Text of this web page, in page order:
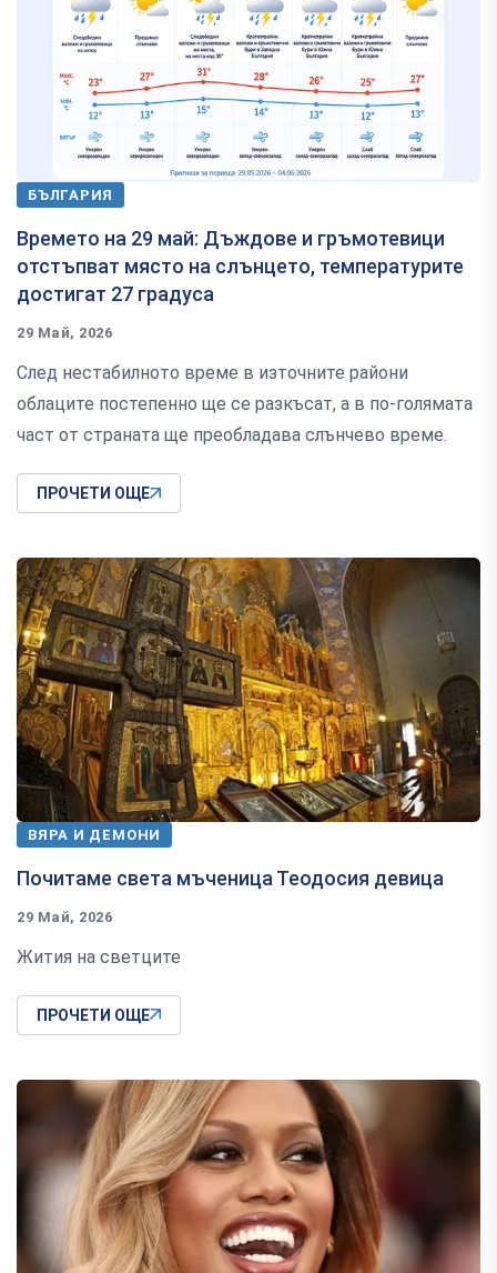
БЪЛГАРИЯ
Времето на 29 май: Дъждове и гръмотевици
отстъпват място на слънцето, температурите
достигат 27 градуса
29 Май, 2026
След нестабилното време в източните райони
облаците постепенно ще се разкъсат, а в по-голямата
част от страната ще преобладава слънчево време.
ПРОЧЕТИ ОЩЕ
ВЯРА И ДЕМОНИ
Почитаме света мъченица Теодосия девица
29 Май, 2026
Жития на светците
ПРОЧЕТИ ОЩЕ